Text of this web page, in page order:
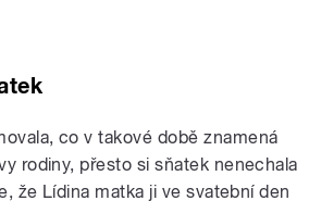
co v takové době znamená
rodiny, přesto si sňatek nenechala
že Lídina matka ji ve svatební den